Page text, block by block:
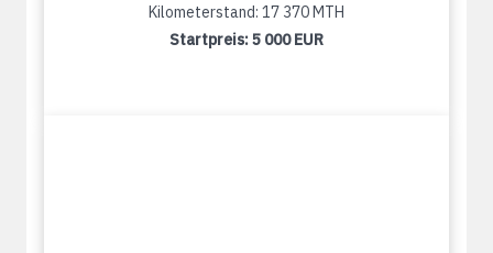
Kilometerstand: 17 370 MTH
Startpreis:5 000 EUR